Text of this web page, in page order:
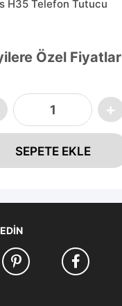
H35 Telefon Tutucu
Özel Fiyatlar
SEPETE EKLE